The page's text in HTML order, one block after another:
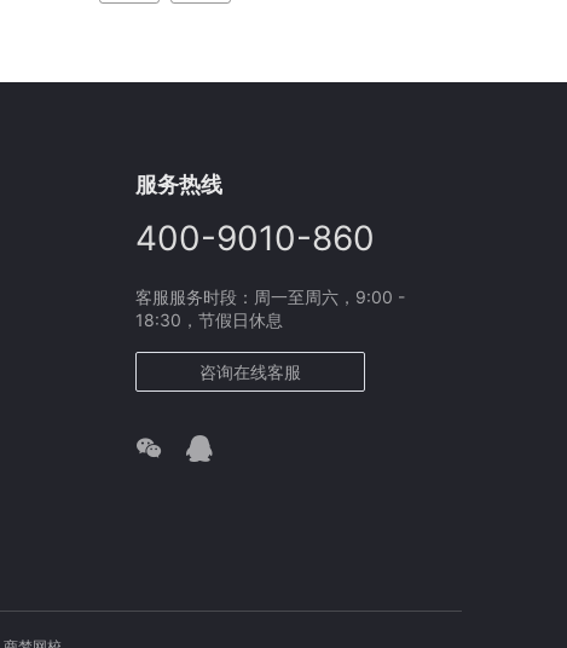
服务热线
400-9010-860
客服服务时段：周一至周六，9:00 -
18:30，节假日休息
咨询在线客服